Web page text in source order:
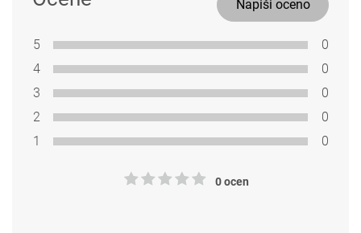
Napiši oceno
5
0
4
0
3
0
2
0
1
0
0 ocen